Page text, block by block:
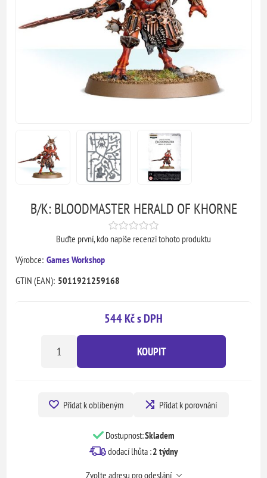
B/K: BLOODMASTER HERALD OF KHORNE
Buďte první, kdo napíše recenzi tohoto produktu
Výrobce: Games Workshop
GTIN (EAN): 5011921259168
544 Kč s DPH
KOUPIT
Přidat k oblíbeným Přidat k porovnání
Dostupnost:Skladem
dodací lhůta :2 týdny
Zvolte adresu pro odeslání